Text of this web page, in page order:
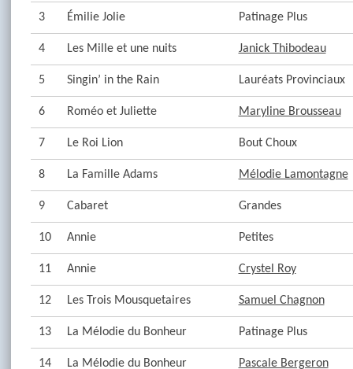
3 Émilie Jolie Patinage Plus
4 Les Mille et une nuits Janick Thibodeau
5 Singin’ in the Rain Lauréats Provinciaux
6 Roméo et Juliette Maryline Brousseau
7 Le Roi Lion Bout Choux
8 La Famille Adams Mélodie Lamontagne
9 Cabaret Grandes
10 Annie Petites
11 Annie Crystel Roy
12 Les Trois Mousquetaires Samuel Chagnon
13 La Mélodie du Bonheur Patinage Plus
14 La Mélodie du Bonheur Pascale Bergeron